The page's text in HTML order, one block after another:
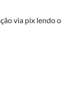
via pix lendo o